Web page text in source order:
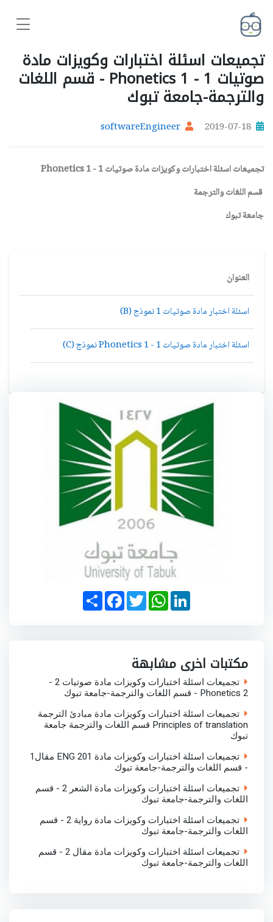
تجميعات اسئلة اختبارات وكويزات مادة
صوتيات 1 - Phonetics 1 - قسم اللغات
والترجمة-جامعة تبوك
2019-07-18
softwareEngineer
تجميعات اسئلة اختبارات وكويزات مادة صوتيات 1 - Phonetics 1
قسم اللغات والترجمة
جامعة تبوك
العنوان
اسئلة اختبار مادة صوتيات 1 نموذج (B)
اسئلة اختبار مادة صوتيات 1 - Phonetics 1 نموذج (C)
S
h
a
F
a
c
T
w
i
W
h
a
p
p
L
i
n
n
مكتبات اخرى مشابهة
تجميعات اسئلة اختبارات وكويزات مادة صوتيات 2 -
Phonetics 2 - قسم اللغات والترجمة-جامعة تبوك
تجميعات اسئلة اختبارات وكويزات مادة مبادئ الترجمة
Principles of translation قسم اللغات والترجمة جامعة
تبوك
تجميعات اسئلة اختبارات وكويزات مادة ENG 201 مقال1
- قسم اللغات والترجمة-جامعة تبوك
تجميعات اسئلة اختبارات وكويزات مادة الشعر 2 - قسم
اللغات والترجمة-جامعة تبوك
تجميعات اسئلة اختبارات وكويزات مادة رواية 2 - قسم
اللغات والترجمة-جامعة تبوك
تجميعات اسئلة اختبارات وكويزات مادة مقال 2 - قسم
اللغات والترجمة-جامعة تبوك